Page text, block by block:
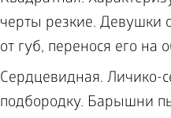
черты резкие. Девушки
от губ, перенося его на
Сердцевидная. Личико-
подбородку. Барышни